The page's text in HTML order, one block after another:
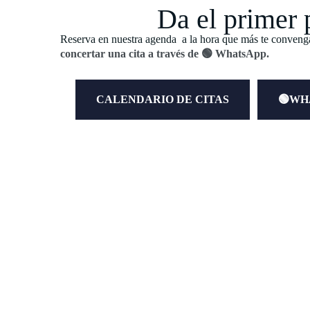
Da el primer
Reserva en nuestra agenda a la hora que más te
concertar una cita a través de 🟢 WhatsApp.
CALENDARIO DE CITAS